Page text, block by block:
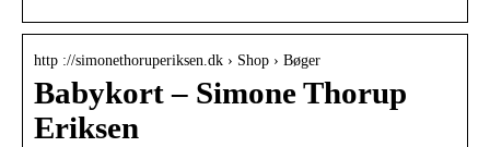
http ://simonethoruperiksen.dk › Shop › Bøger
Babykort – Simone Thorup
Eriksen